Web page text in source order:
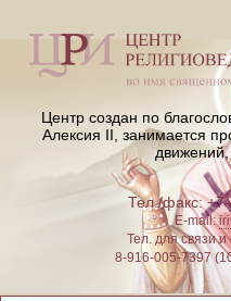
Центр создан по
Алексия II, занимается
движений,
Тел./факс:
E-mail:
Тел. для связи
8-916-005-7397